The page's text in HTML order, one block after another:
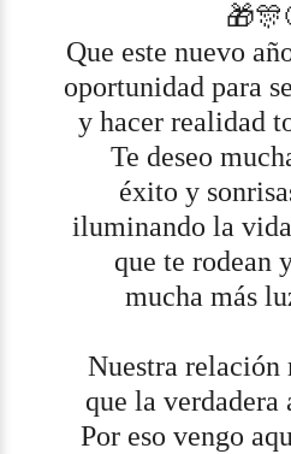
Que este nuevo
oportunidad para
y hacer realidad
Te deseo
éxito y
iluminando la
que te rodean
mucha más
Nuestra relación
que la verdadera
Por eso vengo